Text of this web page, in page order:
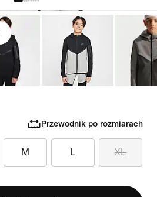
Przewodnik po rozmiarach
M L XL